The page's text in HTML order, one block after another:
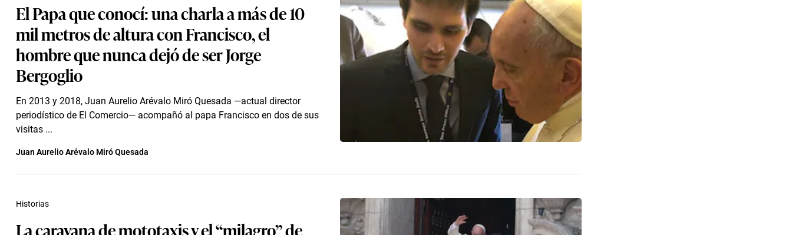
El Papa que conocí: una charla a más de 10
mil metros de altura con Francisco, el
hombre que nunca dejó de ser Jorge
Bergoglio
En 2013 y 2018, Juan Aurelio Arévalo Miró Quesada —actual director
periodístico de El Comercio— acompañó al papa Francisco en dos de sus
visitas ...
Juan Aurelio Arévalo Miró Quesada
La caravana de mototaxis y el “milagro” de
Historias